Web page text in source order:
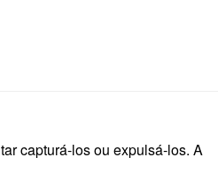
capturá-los ou expulsá-los. A